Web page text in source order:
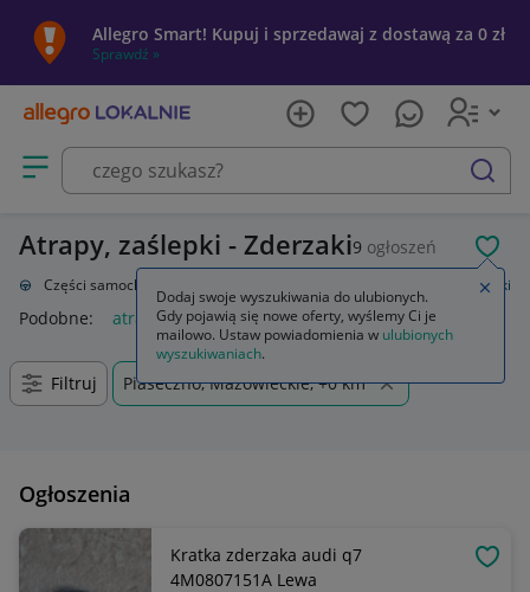
Allegro Smart! Kupuj i sprzedawaj z dostawą za 0 zł
Sprawdź »
Otwórz menu z kategoriami
szukaj
Atrapy, zaślepki - Zderzaki9 ogłoszeń
Części samochodowe Atrapy, zaślepki
Podobne: atrapy zaślepki
Filtruj Piaseczno, Mazowieckie, +0 km
Ogłoszenia
Kratka zderzaka audi q7
4M0807151A Lewa
Dodaj swoje wyszukiwania do ulubionych.
Gdy pojawią się nowe oferty, wyślemy Ci je
mailowo. Ustaw powiadomienia w ulubionych
wyszukiwaniach.